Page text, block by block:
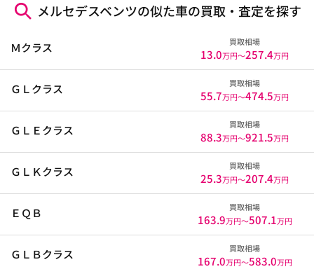
メルセデスベンツの似た車の買取・査定を探す
Ｍクラス 買取相場
13.0万円〜257.4万円
ＧＬクラス 買取相場
55.7万円〜474.5万円
ＧＬＥクラス 買取相場
88.3万円〜921.5万円
ＧＬＫクラス 買取相場
25.3万円〜207.4万円
ＥＱＢ 買取相場
163.9万円〜507.1万円
ＧＬＢクラス 買取相場
167.0万円〜583.0万円